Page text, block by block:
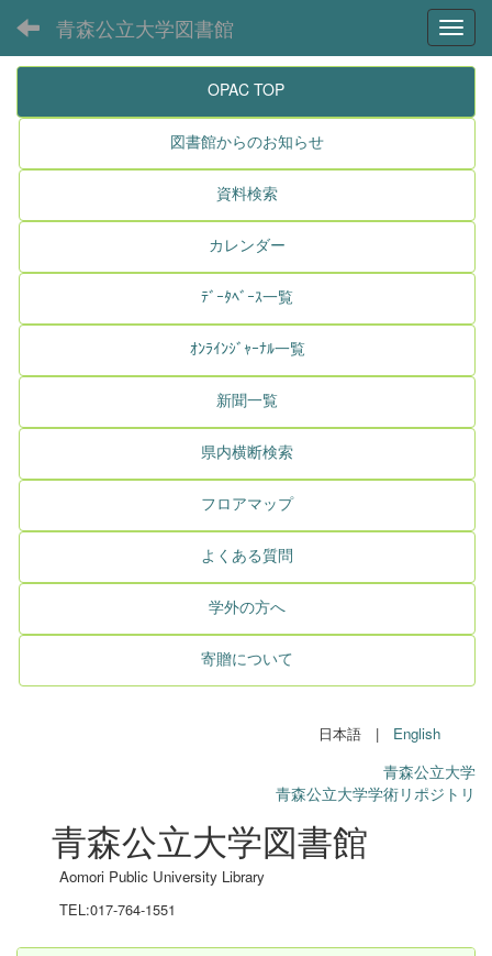
青森公立大学図書館
OPAC TOP
図書館からのお知らせ
資料検索
カレンダー
ﾃﾞｰﾀﾍﾞｰｽ一覧
ｵﾝﾗｲﾝｼﾞｬｰﾅﾙ一覧
新聞一覧
県内横断検索
フロアマップ
よくある質問
学外の方へ
寄贈について
日本語 | English
青森公立大学
青森公立大学学術リポジトリ
青森公立大学図書館
Aomori Public University Library
TEL:017-764-1551